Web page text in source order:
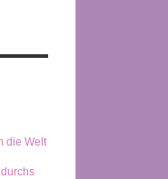
die Welt